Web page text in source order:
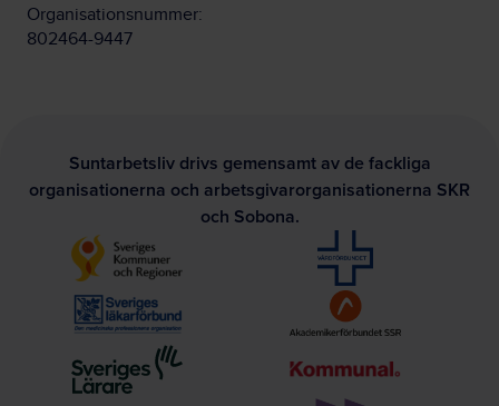
Organisationsnummer:
802464-9447
Suntarbetsliv drivs gemensamt av de fackliga
organisationerna och arbetsgivarorganisationerna SKR
och Sobona.